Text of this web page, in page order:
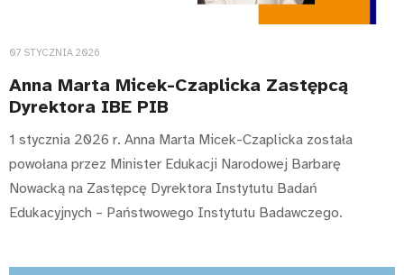
07 STYCZNIA 2026
Anna Marta Micek-Czaplicka Zastępcą
Dyrektora IBE PIB
1 stycznia 2026 r. Anna Marta Micek-Czaplicka została
powołana przez Minister Edukacji Narodowej Barbarę
Nowacką na Zastępcę Dyrektora Instytutu Badań
Edukacyjnych – Państwowego Instytutu Badawczego.